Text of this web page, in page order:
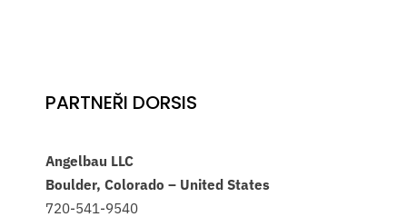
PARTNEŘI DORSIS
Angelbau LLC
Boulder, Colorado – United States
720-541-9540